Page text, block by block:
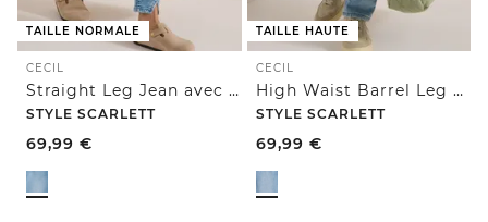
TAILLE NORMALE
CECIL
Straight Leg Jean avec détails de rivets
STYLE SCARLETT
69,99 €
TAILLE HAUTE
CECIL
High Waist Barrel Leg Jeans en Loose Fit
STYLE SCARLETT
69,99 €